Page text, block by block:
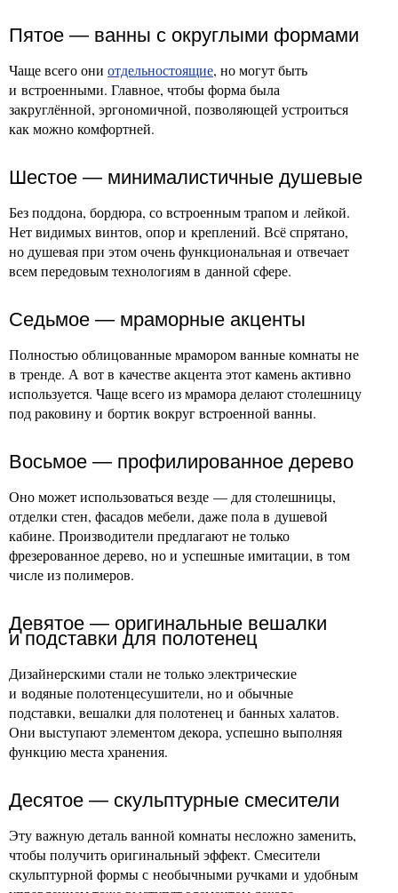
Пятое — ванны с округлыми формами
Чаще всего они отдельностоящие, но могут быть
и встроенными. Главное, чтобы форма была
закруглённой, эргономичной, позволяющей устроиться
как можно комфортней.
Шестое — минималистичные душевые
Без поддона, бордюра, со встроенным трапом и лейкой.
Нет видимых винтов, опор и креплений. Всё спрятано,
но душевая при этом очень функциональная и отвечает
всем передовым технологиям в данной сфере.
Седьмое — мраморные акценты
Полностью облицованные мрамором ванные комнаты не
в тренде. А вот в качестве акцента этот камень активно
используется. Чаще всего из мрамора делают столешницу
под раковину и бортик вокруг встроенной ванны.
Восьмое — профилированное дерево
Оно может использоваться везде — для столешницы,
отделки стен, фасадов мебели, даже пола в душевой
кабине. Производители предлагают не только
фрезерованное дерево, но и успешные имитации, в том
числе из полимеров.
Девятое — оригинальные вешалки
и подставки для полотенец
Дизайнерскими стали не только электрические
и водяные полотенцесушители, но и обычные
подставки, вешалки для полотенец и банных халатов.
Они выступают элементом декора, успешно выполняя
функцию места хранения.
Десятое — скульптурные смесители
Эту важную деталь ванной комнаты несложно заменить,
чтобы получить оригинальный эффект. Смесители
скульптурной формы с необычными ручками и удобным